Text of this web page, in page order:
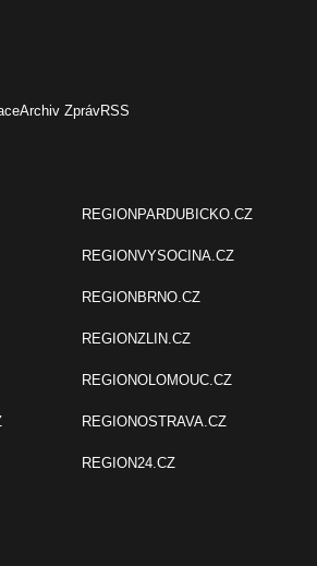
Archiv ZprávRSS
REGIONPARDUBICKO.CZ
REGIONVYSOCINA.CZ
REGIONBRNO.CZ
REGIONZLIN.CZ
REGIONOLOMOUC.CZ
REGIONOSTRAVA.CZ
REGION24.CZ